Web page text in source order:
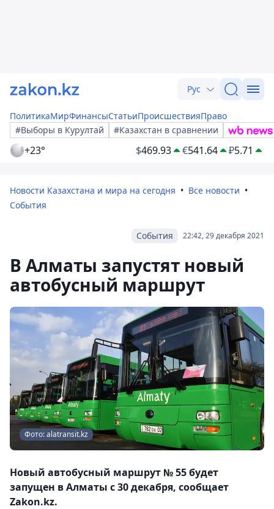
Рус
ПолитикаМирФинансыСтатьиПроисшествияПраво
#Выборы в Курултай
#Казахстан в сравнении
+23° $469.93 €541.64 ₽5.71
Новости Казахстана и мира на сегодня
Все новости
События
22:42, 29 декабря 2021
События
В Алматы запустят новый
автобусный маршрут
Фото: alatransit.kz
Новый автобусный маршрут № 55 будет
запущен в Алматы с 30 декабря, сообщает
Zakon.kz.